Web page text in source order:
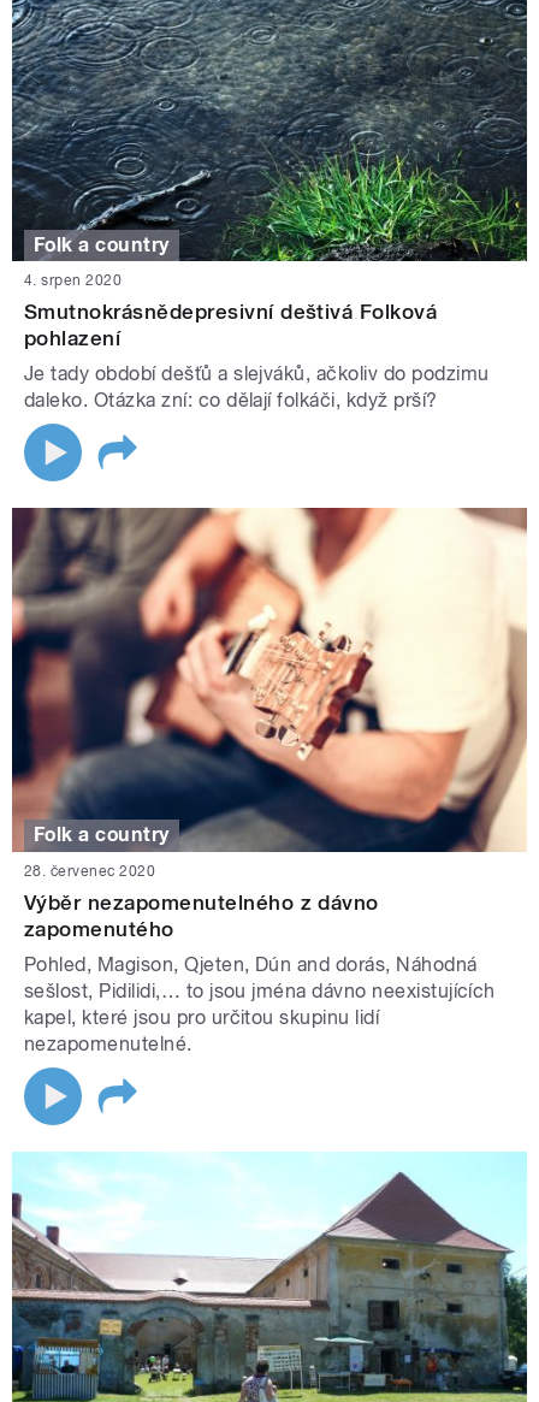
Folk a country
4. srpen 2020
Smutnokrásnědepresivní deštivá Folková
pohlazení
Je tady období dešťů a slejváků, ačkoliv do podzimu
daleko. Otázka zní: co dělají folkáči, když prší?
Folk a country
28. červenec 2020
Výběr nezapomenutelného z dávno
zapomenutého
Pohled, Magison, Qjeten, Dún and dorás, Náhodná
sešlost, Pidilidi,… to jsou jména dávno neexistujících
kapel, které jsou pro určitou skupinu lidí
nezapomenutelné.